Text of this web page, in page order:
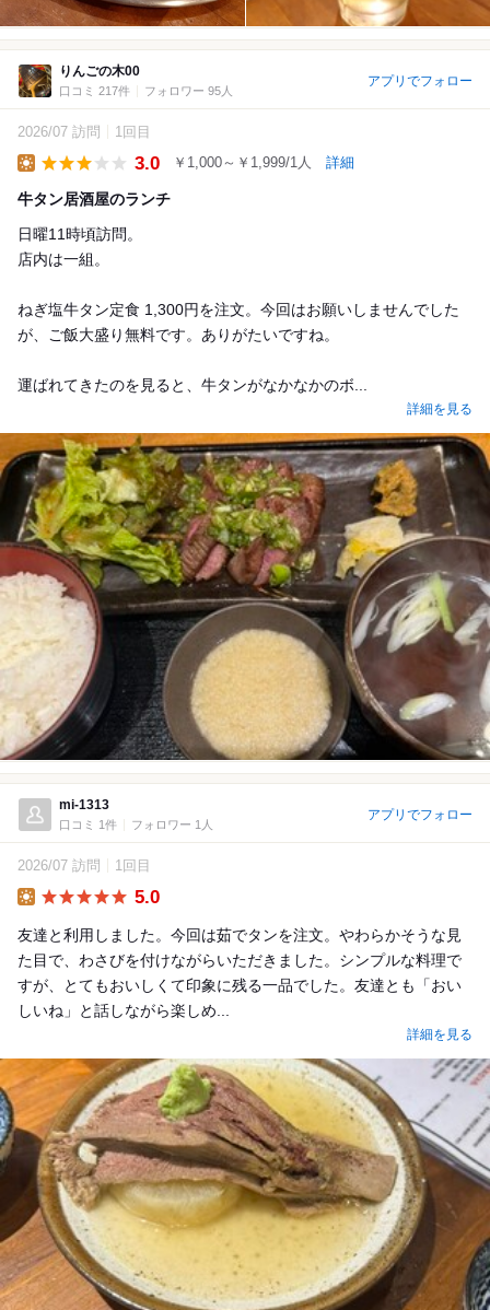
りんごの木00
口コミ 217件 フォロワー 95人
アプリでフォロー
2026/07 訪問 1回目
3.0 ￥1,000～￥1,999/1人 詳細
牛タン居酒屋のランチ
日曜11時頃訪問。
店内は一組。
ねぎ塩牛タン定食 1,300円を注文。今回はお願いしませんでした
が、ご飯大盛り無料です。ありがたいですね。
運ばれてきたのを見ると、牛タンがなかなかのボ...
詳細を見る
mi-1313
口コミ 1件 フォロワー 1人
アプリでフォロー
2026/07 訪問 1回目
5.0
友達と利用しました。今回は茹でタンを注文。やわらかそうな見
た目で、わさびを付けながらいただきました。シンプルな料理で
すが、とてもおいしくて印象に残る一品でした。友達とも「おい
しいね」と話しながら楽しめ...
詳細を見る